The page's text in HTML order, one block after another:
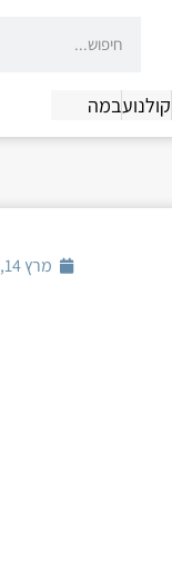
קולנועבמה
מרץ 14, 2018